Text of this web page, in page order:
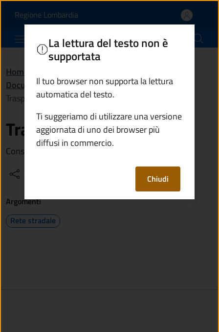
Trasporti eccezionali |
Regione Lombardia(apre in un'altra scheda).
Comune di Esine
Home
Documento (tecnico) di supporto /
Trasporti eccezionali
Trasporti eccezionali
Consulta l'elenco delle strade percorribili
La lettura del testo non è
supportata
Il tuo browser non supporta la lettura
automatica del testo.
Ti suggeriamo di utilizzare una versione
aggiornata di uno dei browser più
diffusi in commercio.
Chiudi
Argomenti
Rete stradale